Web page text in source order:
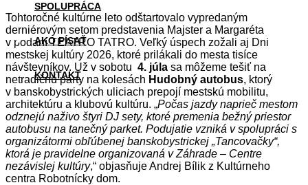
SPOLUPRÁCA
AKO PÍSAŤ
KONTAKT
Tohtoročné kultúrne leto odštartovalo vypredaným
derniérovým setom predstavenia Majster a Margaréta
v podaní TEATRO TATRO. Veľký úspech zožali aj Dni
mestskej kultúry 2026, ktoré prilákali do mesta tisíce
návštevníkov. Už v sobotu 4. júla sa môžeme tešiť na
netradičnú párty na kolesách Hudobný autobus, ktorý
v banskobystrických uliciach prepojí mestskú mobilitu,
architektúru a klubovú kultúru. „Počas jazdy naprieč mestom
odznejú naživo štyri DJ sety, ktoré premenia bežný priestor
autobusu na tanečný parket. Podujatie vzniká v spolupráci s
organizátormi obľúbenej banskobystrickej „Tancovačky“,
ktorá je pravidelne organizovaná v Záhrade – Centre
nezávislej kultúry,“ objasňuje Andrej Bílik z Kultúrneho
centra Robotnícky dom.